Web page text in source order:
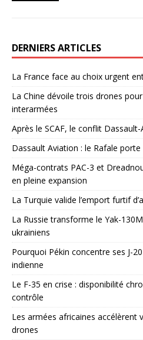
DERNIERS ARTICLES
La France face au choix urgent
La Chine dévoile trois drones
interarmées
Après le SCAF, le conflit
Dassault Aviation : le Rafale
Méga-contrats PAC-3 et
en pleine expansion
La Turquie valide l’emport furtif
La Russie transforme le Yak-
ukrainiens
Pourquoi Pékin concentre ses J-
indienne
Le F-35 en crise : disponibilité
contrôle
Les armées africaines accélèrent
drones